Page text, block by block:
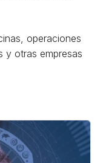
operaciones
y otras empresas